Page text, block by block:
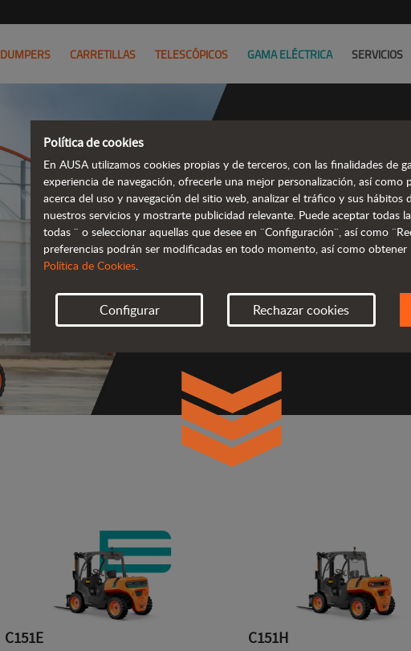
DUMPERS CARRETILLAS TELESCÓPICOS GAMA ELÉCTRICA SERVICIOS
robustas y
C151E C151H
Política de cookies
En AUSA utilizamos cookies propias y de terceros, con las finalidades de
experiencia de navegación, ofrecerle una mejor personalización, así como
acerca del uso y navegación del sitio web, analizar el tráfico y sus hábitos
nuestros servicios y mostrarte publicidad relevante. Puede aceptar todas
todas ¨ o seleccionar aquellas que desee en ¨Configuración¨, así como
preferencias podrán ser modificadas en todo momento, así como
Política de Cookies.
Configurar Rechazar cookies